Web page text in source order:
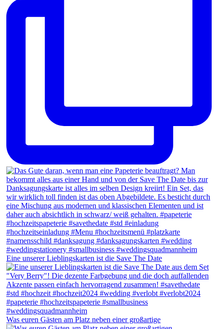
Eine unserer Lieblingskarten ist die Save The Date
Was euren Gästen am Platz neben einer großartige